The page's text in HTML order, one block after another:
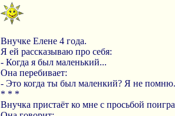
Внучке Елене 4 года.
Я ей рассказываю про себя:
- Когда я был маленький...
Она перебивает:
- Это когда ты был маленкий? Я не помню.
* * *
Внучка пристаёт ко мне с просьбой